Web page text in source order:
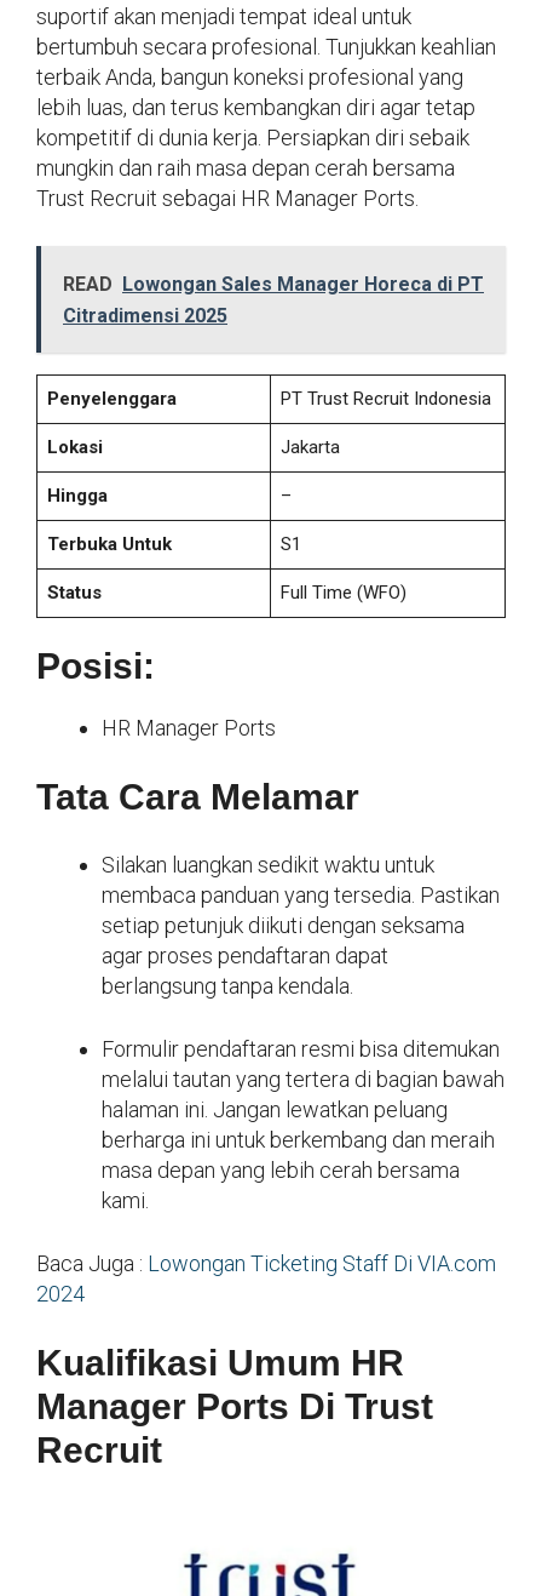
suportif akan menjadi tempat ideal untuk
bertumbuh secara profesional. Tunjukkan keahlian
terbaik Anda, bangun koneksi profesional yang
lebih luas, dan terus kembangkan diri agar tetap
kompetitif di dunia kerja. Persiapkan diri sebaik
mungkin dan raih masa depan cerah bersama
Trust Recruit sebagai HR Manager Ports.
READ Lowongan Sales Manager Horeca di PT
Citradimensi 2025
Penyelenggara PT Trust Recruit Indonesia
Lokasi Jakarta
Hingga –
Terbuka Untuk S1
Status Full Time (WFO)
Posisi:
HR Manager Ports
Tata Cara Melamar
Silakan luangkan sedikit waktu untuk
membaca panduan yang tersedia. Pastikan
setiap petunjuk diikuti dengan seksama
agar proses pendaftaran dapat
berlangsung tanpa kendala.
Formulir pendaftaran resmi bisa ditemukan
melalui tautan yang tertera di bagian bawah
halaman ini. Jangan lewatkan peluang
berharga ini untuk berkembang dan meraih
masa depan yang lebih cerah bersama
kami.
Baca Juga : Lowongan Ticketing Staff Di VIA.com
2024
Kualifikasi Umum HR
Manager Ports Di Trust
Recruit